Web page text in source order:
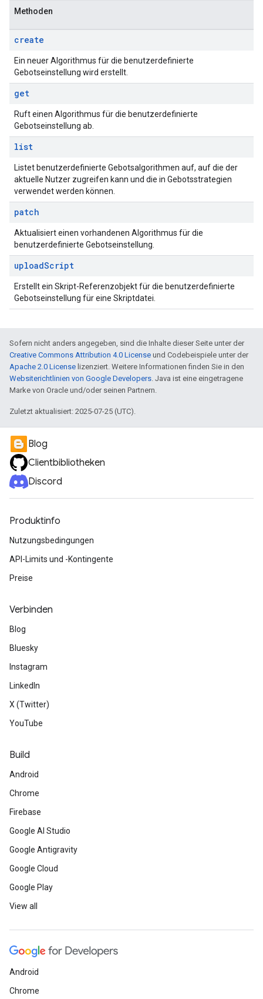
Methoden
create
Ein neuer Algorithmus für die benutzerdefinierte
Gebotseinstellung wird erstellt.
get
Ruft einen Algorithmus für die benutzerdefinierte
Gebotseinstellung ab.
list
Listet benutzerdefinierte Gebotsalgorithmen auf, auf die der
aktuelle Nutzer zugreifen kann und die in Gebotsstrategien
verwendet werden können.
patch
Aktualisiert einen vorhandenen Algorithmus für die
benutzerdefinierte Gebotseinstellung.
uploadScript
Erstellt ein Skript-Referenzobjekt für die benutzerdefinierte
Gebotseinstellung für eine Skriptdatei.
Sofern nicht anders angegeben, sind die Inhalte dieser Seite unter der
Creative Commons Attribution 4.0 License und Codebeispiele unter der
Apache 2.0 License lizenziert. Weitere Informationen finden Sie in den
Websiterichtlinien von Google Developers. Java ist eine eingetragene
Marke von Oracle und/oder seinen Partnern.
Zuletzt aktualisiert: 2025-07-25 (UTC).
Blog
Clientbibliotheken
Discord
Produktinfo
Nutzungsbedingungen
API-Limits und -Kontingente
Preise
Verbinden
Blog
Bluesky
Instagram
LinkedIn
X (Twitter)
YouTube
Build
Android
Chrome
Firebase
Google AI Studio
Google Antigravity
Google Cloud
Google Play
View all
Android
Chrome